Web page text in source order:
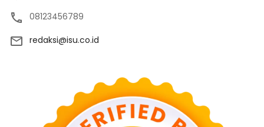
08123456789
redaksi@isu.co.id